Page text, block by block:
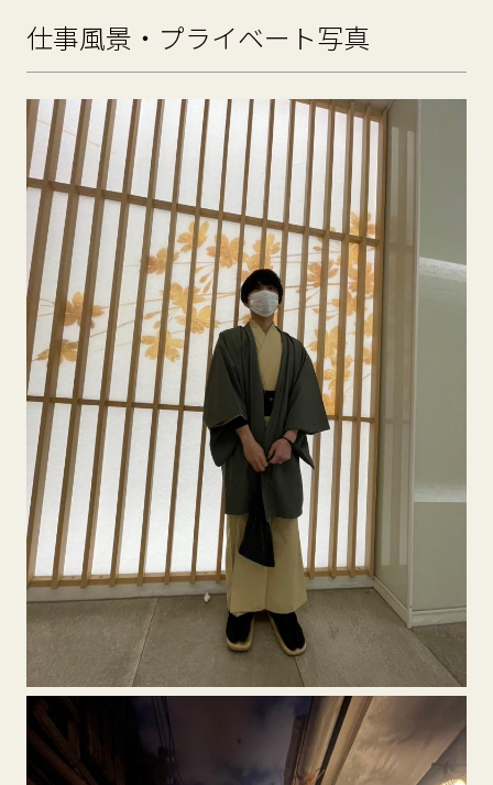
仕事風景・プライベート写真